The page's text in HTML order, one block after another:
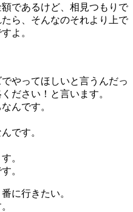
であるけど、相見つもりで
ら、そんなのそれより上で
よ。
やってほしいと言うんだっ
ださい！と言います。
んです。
です。
。
。
に行きたい。